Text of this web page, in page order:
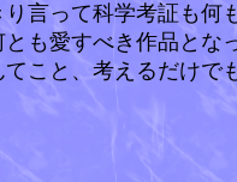
言って科学考証も何
も愛すべき作品とな
こと、考えるだけで